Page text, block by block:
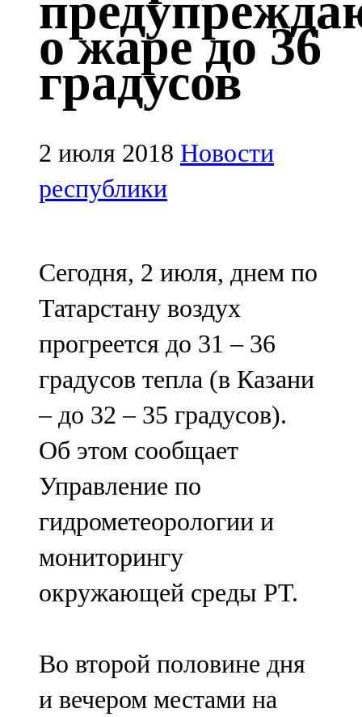
91,5 FM
Кайбыч
106,1 FM
Кама тамагы
71,51 FM
Кукмара
Лениногорский
102,1 FM
Мамадыш
106,2 FM
Минзәлә
107,3 FM
Мөслим
100,0 FM
Нурлат
104,7 FM
71,42 FM
Сарман
о жаре до 36
градусов
2 июля 2018 Новости
республики
Сегодня, 2 июля, днем по
Татарстану воздух
прогреется до 31 – 36
градусов тепла (в Казани
– до 32 – 35 градусов).
Об этом сообщает
Управление по
гидрометеорологии и
мониторингу
окружающей среды РТ.
Во второй половине дня
и вечером местами на